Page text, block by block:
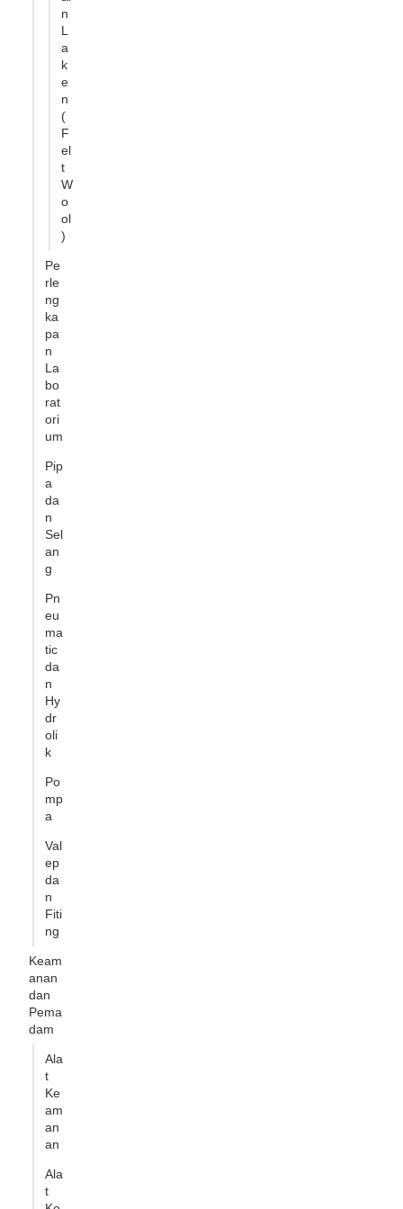
n
L
a
k
e
n
(
F
el
t
W
o
ol
)
Pe
rle
ng
ka
pa
n
La
bo
rat
ori
um
Pip
a
da
n
Sel
an
g
Pn
eu
ma
tic
da
n
Hy
dr
oli
k
Po
mp
a
Val
ep
da
n
Fiti
ng
Keam
anan
dan
Pema
dam
Ala
t
Ke
am
an
an
Ala
t